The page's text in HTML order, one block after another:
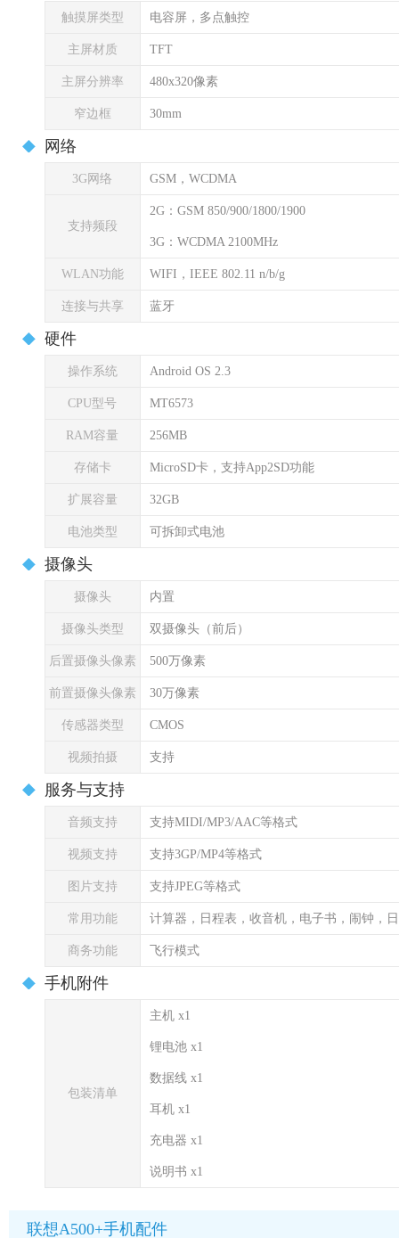
触摸屏类型 电容屏，多点触控
主屏材质 TFT
主屏分辨率 480x320像素
窄边框 30mm
网络
3G网络 GSM，WCDMA
支持频段
2G：GSM 850/900/1800/1900
3G：WCDMA 2100MHz
WLAN功能 WIFI，IEEE 802.11 n/b/g
连接与共享 蓝牙
硬件
操作系统 Android OS 2.3
CPU型号 MT6573
RAM容量 256MB
存储卡 MicroSD卡，支持App2SD功能
扩展容量 32GB
电池类型 可拆卸式电池
摄像头
摄像头 内置
摄像头类型 双摄像头（前后）
后置摄像头像素 500万像素
前置摄像头像素 30万像素
传感器类型 CMOS
视频拍摄 支持
服务与支持
音频支持 支持MIDI/MP3/AAC等格式
视频支持 支持3GP/MP4等格式
图片支持 支持JPEG等格式
常用功能 计算器，日程表，收音机，电子书，闹钟，
商务功能 飞行模式
手机附件
包装清单
主机 x1
锂电池 x1
数据线 x1
耳机 x1
充电器 x1
说明书 x1
联想A500+手机配件